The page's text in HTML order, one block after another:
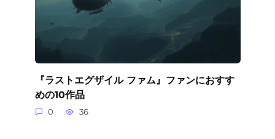
『ラストエグザイル ファム』ファンにおすす
めの10作品
0 36